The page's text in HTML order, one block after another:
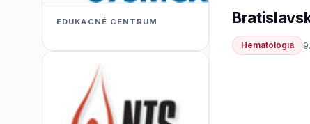
Hematológia
EDUKACNÉ CENTRUM